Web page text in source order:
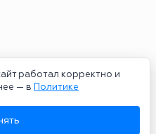
работал корректно и
— в Политике